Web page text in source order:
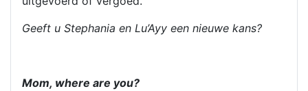
Geeft u Stephania en Lu’Ayy een nieuwe kans?
Mom, where are you?